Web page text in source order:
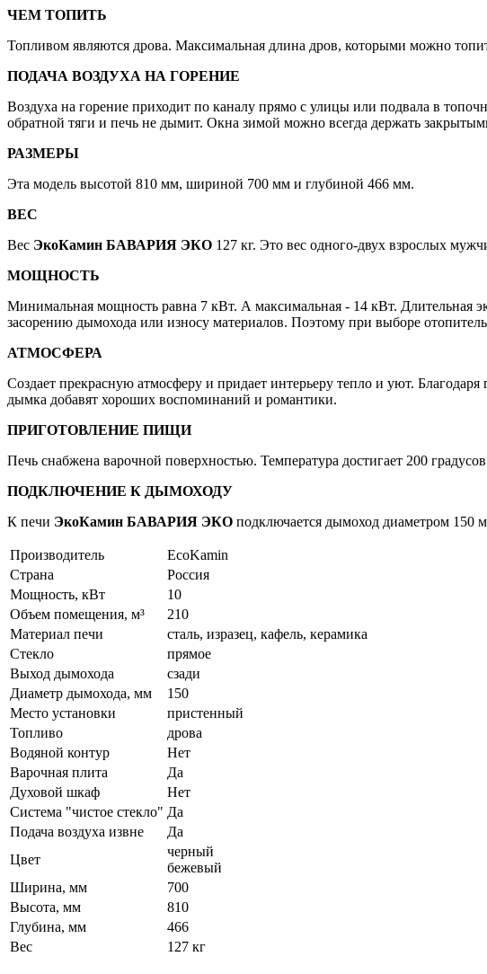
ЧЕМ ТОПИТЬ
Топливом являются дрова. Максимальная длина дров, которыми можно
ПОДАЧА ВОЗДУХА НА ГОРЕНИЕ
Воздуха на горение приходит по каналу прямо с улицы или подвала в
обратной тяги и печь не дымит. Окна зимой можно всегда держать
РАЗМЕРЫ
Эта модель высотой 810 мм, шириной 700 мм и глубиной 466 мм.
ВЕС
Вес ЭкоКамин БАВАРИЯ ЭКО 127 кг. Это вес одного-двух взрослых
МОЩНОСТЬ
Минимальная мощность равна 7 кВт. А максимальная - 14 кВт. Длительная
засорению дымохода или износу материалов. Поэтому при выборе
АТМОСФЕРА
Создает прекрасную атмосферу и придает интерьеру тепло и уют.
дымка добавят хороших воспоминаний и романтики.
ПРИГОТОВЛЕНИЕ ПИЩИ
Печь снабжена варочной поверхностью. Температура достигает 200
ПОДКЛЮЧЕНИЕ К ДЫМОХОДУ
К печи ЭкоКамин БАВАРИЯ ЭКО подключается дымоход диаметром 150
Производитель
EcoKamin
Страна
Россия
Мощность, кВт
10
Объем помещения, м³
210
Материал печи
сталь, изразец, кафель, керамика
Стекло
прямое
Выход дымохода
сзади
Диаметр дымохода, мм
150
Место установки
пристенный
Топливо
дрова
Водяной контур
Нет
Варочная плита
Да
Духовой шкаф
Нет
Система "чистое стекло" Да
Подача воздуха извне
Да
Цвет
черный
бежевый
Ширина, мм
700
Высота, мм
810
Глубина, мм
466
Вес
127 кг